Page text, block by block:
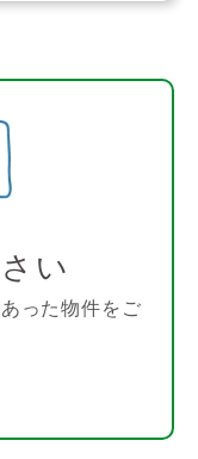
い
った物件をご